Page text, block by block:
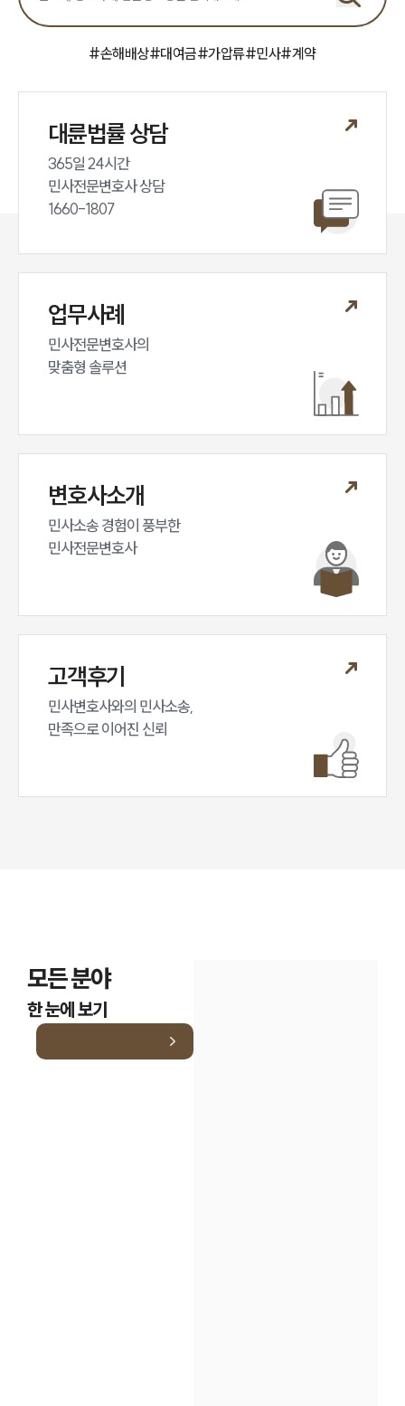
#손해배상#대여금#가압류#민사#계약
대륜법률 상담
365일 24시간
민사전문변호사 상담
1660-1807
업무사례
민사전문변호사의
맞춤형 솔루션
변호사소개
민사소송 경험이 풍부한
민사전문변호사
고객후기
민사변호사와의 민사소송,
만족으로 이어진 신뢰
모든 분야
한 눈에 보기